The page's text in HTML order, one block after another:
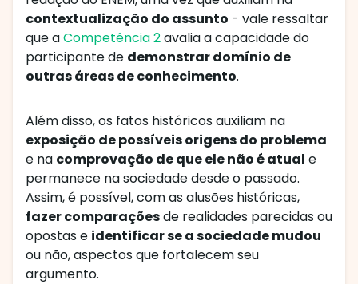
contextualização do assunto - vale ressaltar
que aCompetência 2avalia a capacidade do
participante de demonstrar domínio de
outras áreas de conhecimento.
Além disso, os fatos históricos auxiliam na
exposição de possíveis origens do problema
e na comprovação de que ele não é atual e
permanece na sociedade desde o passado.
Assim, é possível, com as alusões históricas,
fazer comparaçõesde realidades parecidas ou
opostas e identificar se a sociedade mudou
ou não, aspectos que fortalecem seu
argumento.